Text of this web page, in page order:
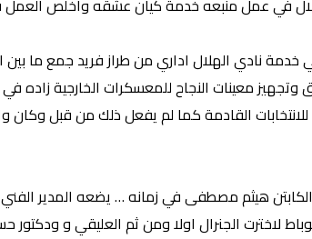
خدمة نادي الهلال اداري من طراز فريد جمع ما
وتجهيز معينات النجاح للمعسكرات الخارجية زاده في
القادمة كما لم يفعل ذلك من قبل
هيثم مصطفى في زمانه … يضعه المدير الفني
لاخترت الجنرال اولا ومن ثم العليقي و ودكتور